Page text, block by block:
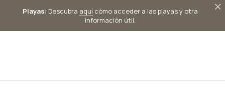
Playas: Descubra aquí cómo acceder a las playas y otra
información útil.